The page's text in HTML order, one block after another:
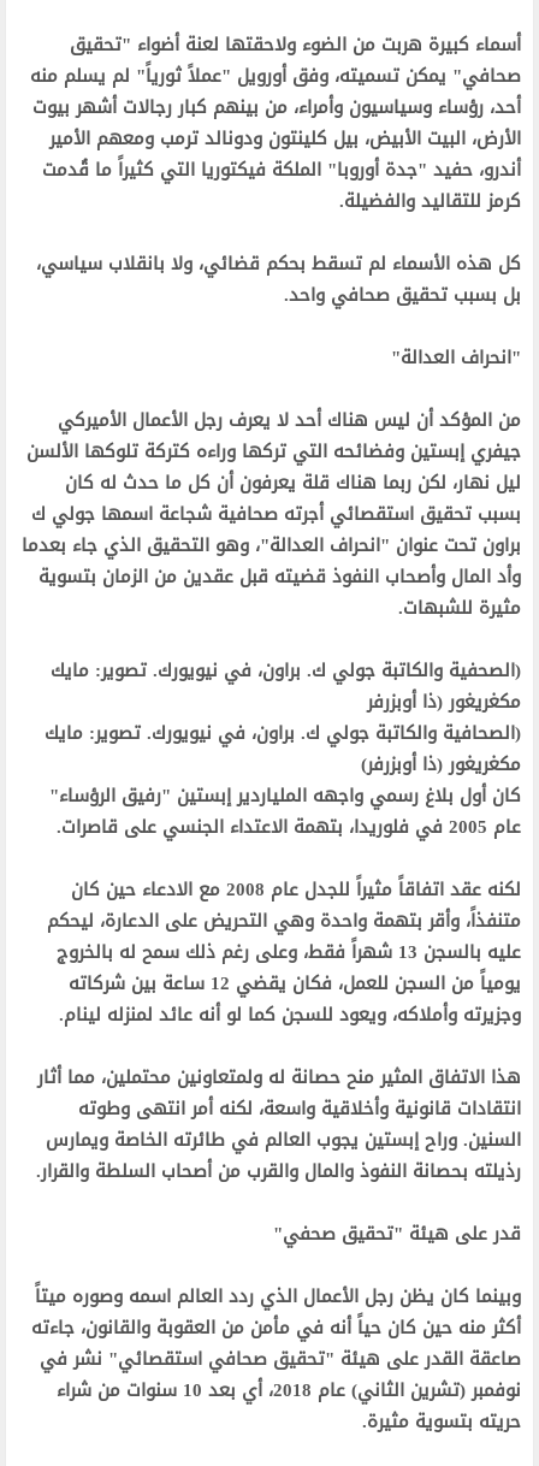
‫أسماء كبيرة هربت من الضوء ولاحقتها لعنة أضواء "تحقيق
صحافي" يمكن تسميته، وفق أورويل "عملاً ثورياً" لم يسلم منه
أحد، رؤساء وسياسيون وأمراء، من بينهم كبار رجالات أشهر بيوت
الأرض، البيت الأبيض، بيل كلينتون ودونالد ترمب ومعهم الأمير
أندرو، حفيد "جدة أوروبا" الملكة فيكتوريا التي كثيراً ما قُدمت
كرمز للتقاليد والفضيلة.‬
‫كل هذه الأسماء لم تسقط بحكم قضائي، ولا بانقلاب سياسي،
بل بسبب تحقيق صحافي واحد.‬
‫"انحراف العدالة"‬
‫من المؤكد أن ليس هناك أحد لا يعرف رجل الأعمال الأميركي
جيفري إبستين وفضائحه التي تركها وراءه كتركة تلوكها الألسن
ليل نهار، لكن ربما هناك قلة يعرفون أن كل ما حدث له كان
بسبب تحقيق استقصائي أجرته صحافية شجاعة اسمها جولي ك
براون تحت عنوان "انحراف العدالة"، وهو التحقيق الذي جاء بعدما
وأد المال وأصحاب النفوذ قضيته قبل عقدين من الزمان بتسوية
مثيرة للشبهات.‬
‫(الصحفية والكاتبة جولي ك. براون، في نيويورك. تصوير: مايك
مكغريغور (ذا أوبزرفر ‬
‫(الصحافية والكاتبة جولي ك. براون، في نيويورك. تصوير: مايك
مكغريغور (ذا أوبزرفر)‬
‫كان أول بلاغ رسمي واجهه الملياردير إبستين "رفيق الرؤساء"
عام 2005 في فلوريدا، بتهمة الاعتداء الجنسي على قاصرات.‬
‫لكنه عقد اتفاقاً مثيراً للجدل عام 2008 مع الادعاء حين كان
متنفذاً، وأقر بتهمة واحدة وهي التحريض على الدعارة، ليحكم
عليه بالسجن 13 شهراً فقط، وعلى رغم ذلك سمح له بالخروج
يومياً من السجن للعمل، فكان يقضي 12 ساعة بين شركاته
وجزيرته وأملاكه، ويعود للسجن كما لو أنه عائد لمنزله لينام.‬
‫هذا الاتفاق المثير منح حصانة له ولمتعاونين محتملين، مما أثار
انتقادات قانونية وأخلاقية واسعة، لكنه أمر انتهى وطوته
السنين. وراح إبستين يجوب العالم في طائرته الخاصة ويمارس
رذيلته بحصانة النفوذ والمال والقرب من أصحاب السلطة والقرار.‬
‫قدر على هيئة "تحقيق صحفي"‬
‫وبينما كان يظن رجل الأعمال الذي ردد العالم اسمه وصوره ميتاً
أكثر منه حين كان حياً أنه في مأمن من العقوبة والقانون، جاءته
صاعقة القدر على هيئة "تحقيق صحافي استقصائي" نشر في
نوفمبر (تشرين الثاني) عام 2018، أي بعد 10 سنوات من شراء
حريته بتسوية مثيرة.‬